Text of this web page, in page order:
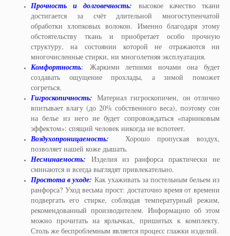
Прочность и долговечность: высокое качество ткани
достигается за счёт длительной многоступенчатой
обработки хлопковых волокон. Именно благодаря этому
обстоятельству ткань и приобретает особо прочную
структуру, на состоянии которой не отражаются ни
многочисленные стирки, ни многолетняя эксплуатация.
Комфортность: Жаркими летними ночами она будет
создавать ощущение прохлады, а зимой поможет
согреться.
Гигроскопичность: Материал гигроскопичен, он отлично
впитывает влагу (до 20% собственного веса), поэтому сон
на белье из него не будет сопровождаться «парниковым
эффектом»: спящий человек никогда не вспотеет.
Воздухопроницаемость:
Хорошо пропуская воздух,
позволяет нашей коже дышать.
Несминаемость: Изделия из ранфорса практически не
сминаются и всегда выглядят привлекательно.
Простота в уходе: Как ухаживать за постельным бельем из
ранфорса? Уход весьма прост: достаточно время от времени
подвергать его стирке, соблюдая температурный режим,
рекомендованный производителем. Информацию об этом
можно прочитать на ярлычках, пришитых к комплекту.
Столь же беспроблемным является процесс глажки изделий.